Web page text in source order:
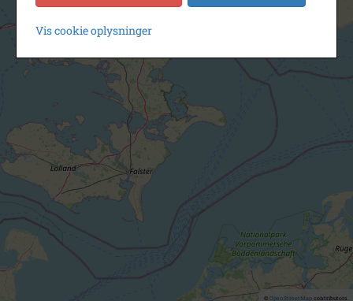
© OpenStreetMapcontributors.
Vis cookie oplysninger